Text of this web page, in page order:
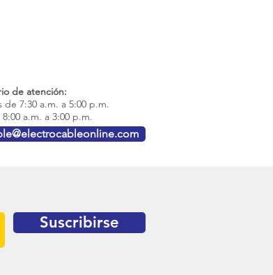
de atención:
de 7:30 a.m. a 5:00 p.m.
a.m. a 3:00 p.m.
Suscribirse